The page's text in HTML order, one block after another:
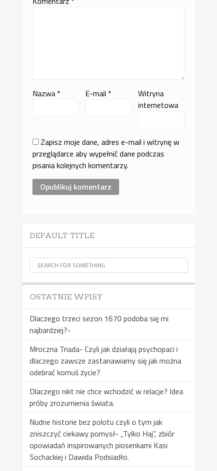
Nazwa * E-mail *
Witryna
internetowa
Zapisz moje dane, adres e-mail i witrynę w
przeglądarce aby wypełnić dane podczas
pisania kolejnych komentarzy.
DEFAULT TITLE
OSTATNIE WPISY
Dlaczego trzeci sezon 1670 podoba się mi
najbardziej?-
Mroczna Triada- Czyli jak działają psychopaci i
dlaczego zawsze zastanawiamy się jak można
odebrać komuś życie?
Dlaczego nikt nie chce wchodzić w relacje? Idea
próby zrozumienia świata.
Nudne historie bez polotu czyli o tym jak
zniszczyć ciekawy pomysł- „Tylko Haj”, zbiór
opowiadań inspirowanych piosenkami Kasi
Sochackiej i Dawida Podsiadło.